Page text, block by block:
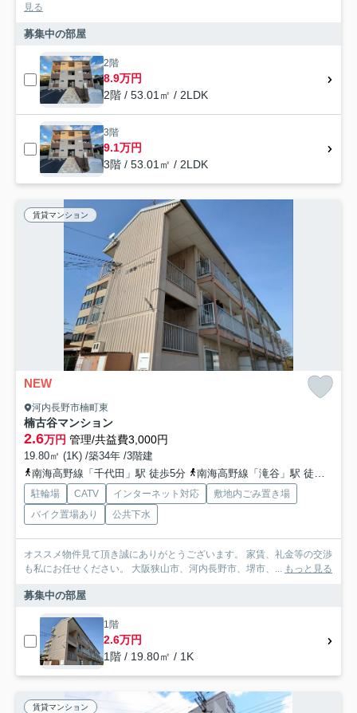
見る
募集中の部屋
2階
8.9万円
2階 / 53.01㎡ / 2LDK
3階
9.1万円
3階 / 53.01㎡ / 2LDK
賃貸マンション
NEW
河内長野市楠町東
楠古谷マンション
2.6万円 管理/共益費3,000円
19.80㎡ (1K) /築34年 /3階建
南海高野線「千代田」駅 徒歩5分
南海高野線「滝谷」駅 徒歩20分
駐輪場 CATV インターネット対応
敷地内ごみ置き場
バイク置場あり
公共下水
オススメ物件見て頂き誠にありがとうございます。 家賃、礼金等の交渉
も私にお任せください。 大阪狭山市、河内長野市、堺市、... もっと見る
募集中の部屋
1階
2.6万円
1階 / 19.80㎡ / 1K
賃貸マンション